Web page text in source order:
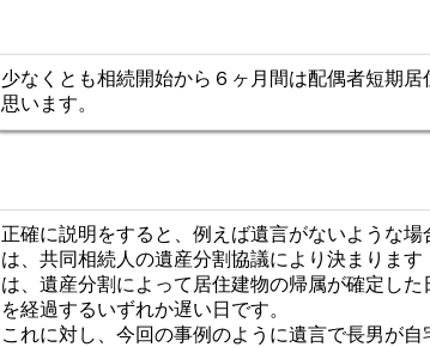
少なくとも相続開始から６ヶ月間は配偶者短期
思います。
正確に説明をすると、例えば遺言がないような
は、共同相続人の遺産分割協議により決まりま
は、遺産分割によって居住建物の帰属が確定し
を経過するいずれか遅い日です。
これに対し、今回の事例のように遺言で長男が